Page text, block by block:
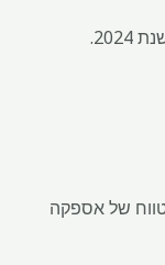
Sibanye גם העריך מתי להפעיל מחדש את מכרה סטילווטר ווסט שלה בארצות הברית, שהוטל על טיפול ותחזוקה בשנת 2024.
של אספקה